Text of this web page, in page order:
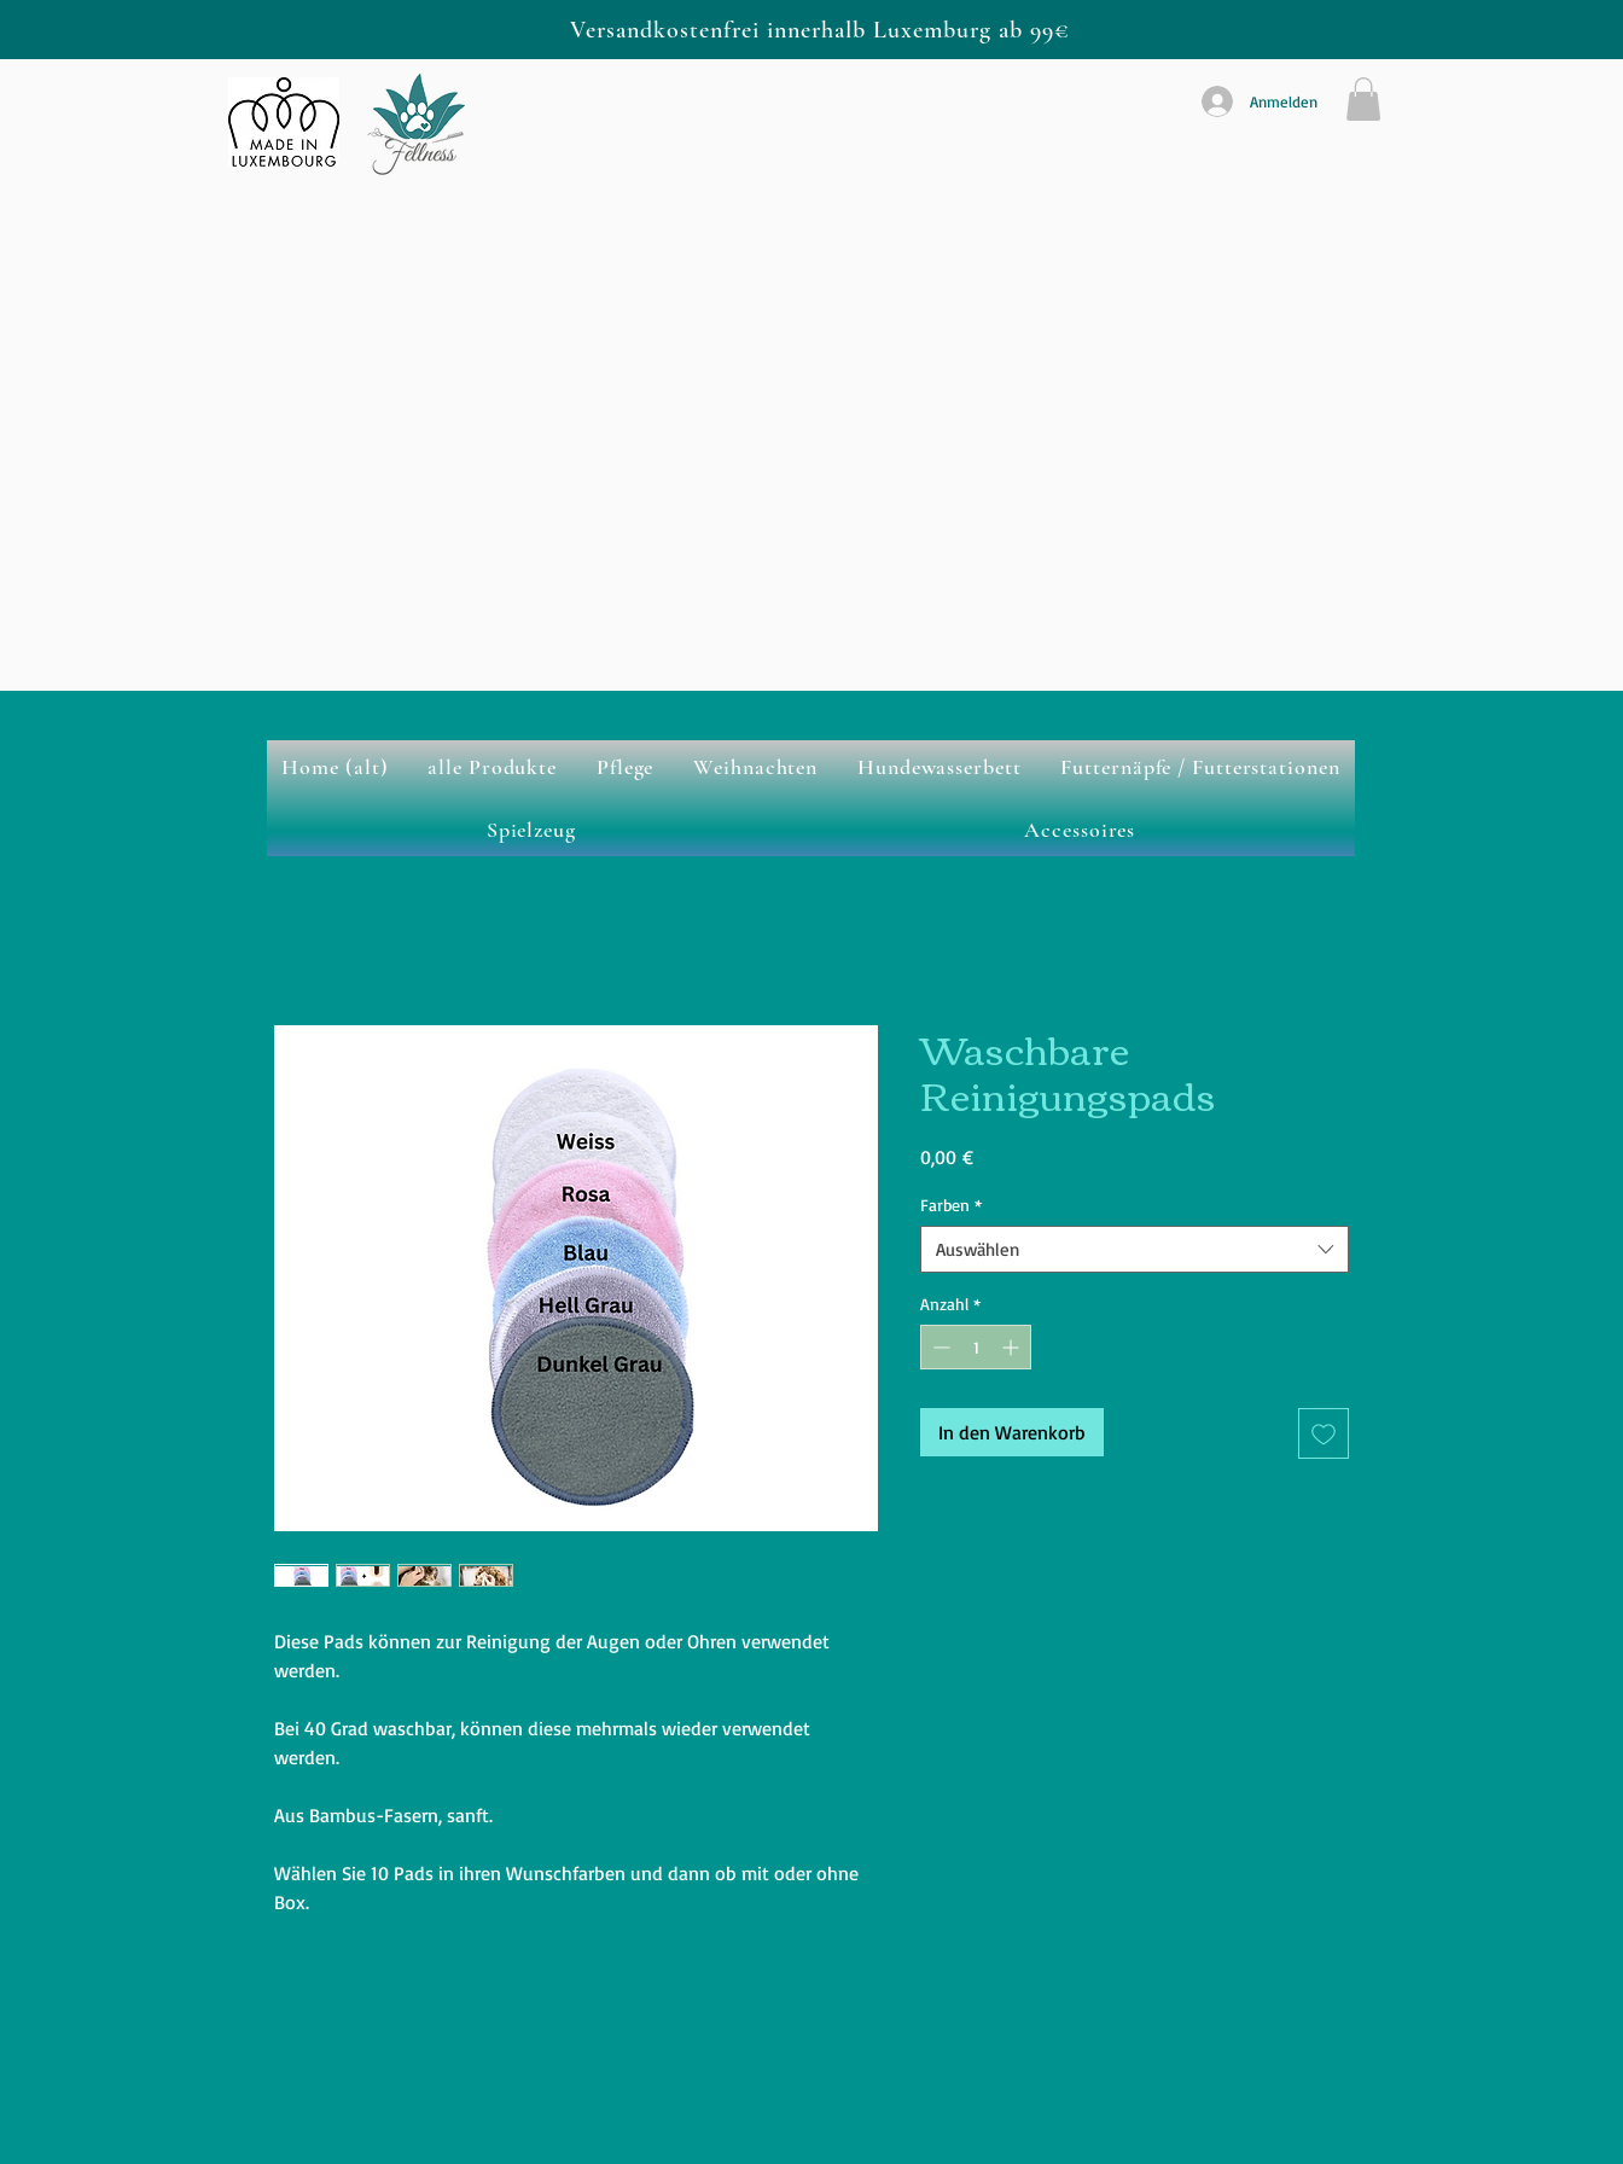
Versandkostenfrei innerhalb Luxemburg ab 99€
Anmelden
Home (alt) alle Produkte Pflege Weihnachten Hundewasserbett Futternäpfe / Futterstationen
Spielzeug Accessoires
Diese Pads können zur Reinigung der Augen oder Ohren verwendet
werden.
Bei 40 Grad waschbar, können diese mehrmals wieder verwendet
werden.
Aus Bambus-Fasern, sanft.
Wählen Sie 10 Pads in ihren Wunschfarben und dann ob mit oder ohne
Box.
Waschbare
Reinigungspads
0,00 €Preis
Farben *
Auswählen
Anzahl *
In den Warenkorb